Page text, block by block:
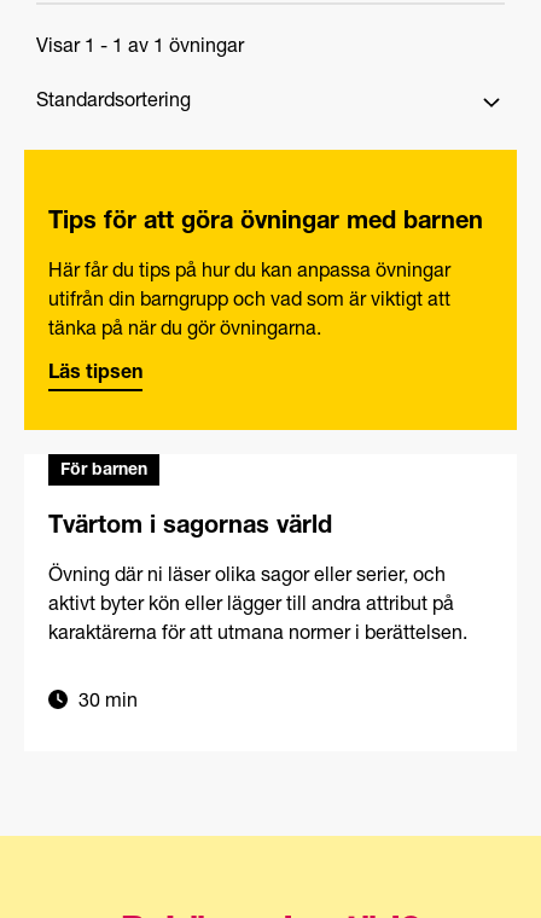
Visar 1 - 1 av 1 övningar
Tips för att göra övningar med barnen
Här får du tips på hur du kan anpassa övningar
utifrån din barngrupp och vad som är viktigt att
tänka på när du gör övningarna.
Läs tipsen
För barnen
Tvärtom i sagornas värld
Övning där ni läser olika sagor eller serier, och
aktivt byter kön eller lägger till andra attribut på
karaktärerna för att utmana normer i berättelsen.
30 min